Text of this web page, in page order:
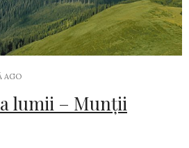
AGO
lumii – Munții